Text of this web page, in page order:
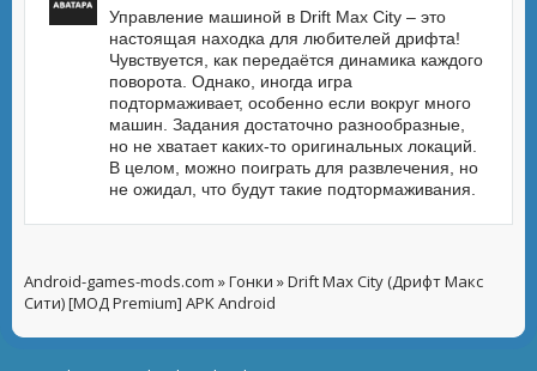
Управление машиной в Drift Max City – это
настоящая находка для любителей дрифта!
Чувствуется, как передаётся динамика каждого
поворота. Однако, иногда игра
подтормаживает, особенно если вокруг много
машин. Задания достаточно разнообразные,
но не хватает каких-то оригинальных локаций.
В целом, можно поиграть для развлечения, но
не ожидал, что будут такие подтормаживания.
Android-games-mods.com »Гонки » Drift Max City (Дрифт Макс
Сити) [МОД Premium] APK Android